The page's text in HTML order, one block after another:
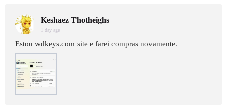
Keshaez Thotheighs
1 day age
Estou wdkeys.com site e farei compras novamente.